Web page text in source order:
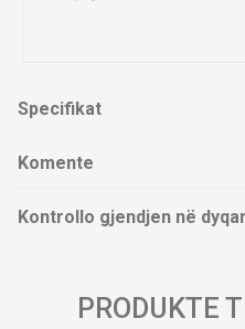
Specifikat
Komente
Kontrollo gjendjen në
PRODUKTE